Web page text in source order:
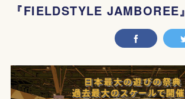
『FIELDSTYLE JAMBOREE』